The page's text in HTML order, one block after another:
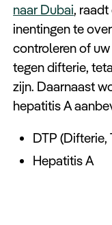
naar Dubai,
inentingen te
controleren of
tegen difterie,
zijn. Daarnaast
hepatitis A
DTP (Difterie,
Hepatitis A